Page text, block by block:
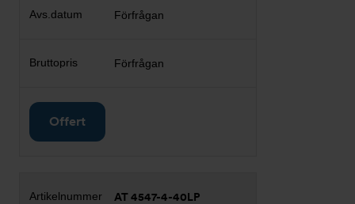
Förfrågan
Förfrågan
Offert
AT 4547-4-40LP